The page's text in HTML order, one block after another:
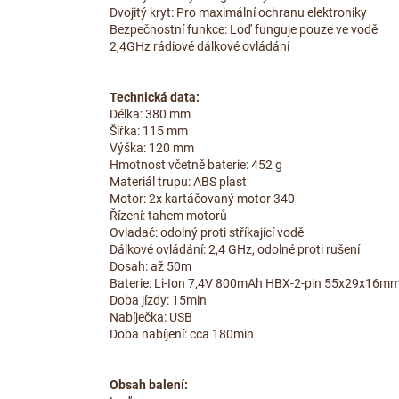
Dvojitý kryt: Pro maximální ochranu elektroniky
Bezpečnostní funkce: Loď funguje pouze ve vodě
2,4GHz rádiové dálkové ovládání
Technická data:
Délka: 380 mm
Šířka: 115 mm
Výška: 120 mm
Hmotnost včetně baterie: 452 g
Materiál trupu: ABS plast
Motor: 2x kartáčovaný motor 340
Řízení: tahem motorů
Ovladač: odolný proti stříkající vodě
Dálkové ovládání: 2,4 GHz, odolné proti rušení
Dosah: až 50m
Baterie: Li-Ion 7,4V 800mAh HBX-2-pin
Doba jízdy: 15min
Nabíječka: USB
Doba nabíjení: cca 180min
Obsah balení: